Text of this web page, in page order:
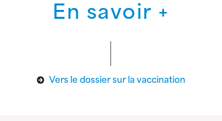
En savoir +
Vers le dossier sur la vaccination